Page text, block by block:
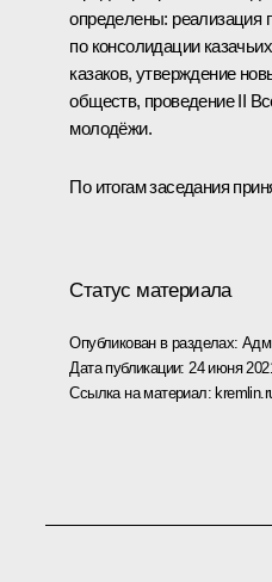
определены: реализация
по консолидации
казаков, утверждение
обществ, проведение II
молодёжи.
По итогам заседания
Статус материала
Опубликован в разделах:
Дата публикации: 24 июня
Ссылка на материал: